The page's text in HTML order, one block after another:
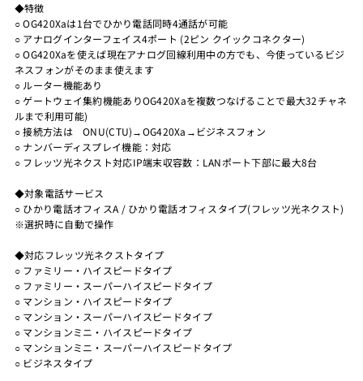
◆特徴
○ OG420Xaは1台でひかり電話同時4通話が可能
○ アナログインターフェイス4ポート (2ピン クイックコネクター)
○ OG420Xaを使えば現在アナログ回線利用中の方でも、今使っているビジ
ネスフォンがそのまま使えます
○ ルーター機能あり
○ ゲートウェイ集約機能ありOG420Xaを複数つなげることで最大32チャネ
ルまで利用可能)
○ 接続方法は ONU(CTU)→OG420Xa→ビジネスフォン
○ ナンバーディスプレイ機能：対応
○ フレッツ光ネクスト対応IP端末収容数：LANポート下部に最大8台
◆対象電話サービス
○ ひかり電話オフィスA / ひかり電話オフィスタイプ(フレッツ光ネクスト)
※選択時に自動で操作
◆対応フレッツ光ネクストタイプ
○ ファミリー・ハイスピードタイプ
○ ファミリー・スーパーハイスピードタイプ
○ マンション・ハイスピードタイプ
○ マンション・スーパーハイスピードタイプ
○ マンションミニ・ハイスピードタイプ
○ マンションミニ・スーパーハイスピードタイプ
○ ビジネスタイプ